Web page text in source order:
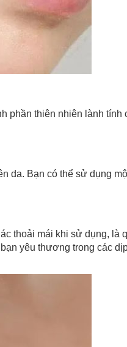
phần thiên nhiên lành tính
da. Bạn có thể sử dụng
thoải mái khi sử dụng, là
yêu thương trong các